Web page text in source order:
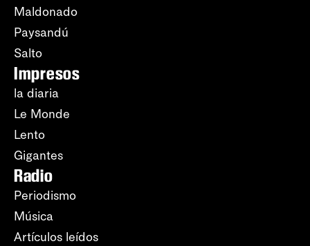
Maldonado
Paysandú
Salto
Impresos
la diaria
Le Monde
Lento
Gigantes
Radio
Periodismo
Música
Artículos leídos